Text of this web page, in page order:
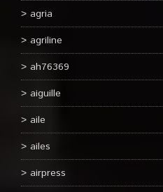
agria
agriline
ah76369
aiguille
aile
ailes
airpress